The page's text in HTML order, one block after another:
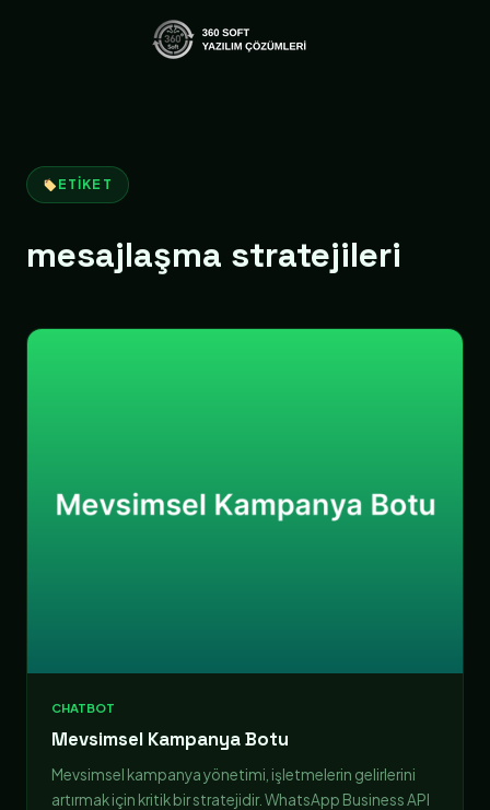
ETIKET
mesajlaşma stratejileri
CHATBOT
Mevsimsel Kampanya Botu
Mevsimsel kampanya yönetimi, işletmelerin gelirlerini
artırmak için kritik bir stratejidir. WhatsApp Business API